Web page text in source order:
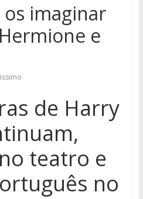
os imaginar
e
de Harry
teatro e
no